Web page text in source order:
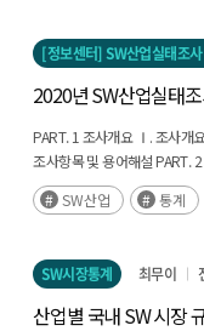
개발 환경 1. 주력사업별 기술
1. 신소프트웨어 사업 진출 현
사업 인력 4. 신소프트웨어 사
신소프트웨어 사업 추진 애로
해외진출 활동 현황 3. 해외진
3. 부록: 소프트웨어산업 품목
[정보센터] SW산업실태조
2020년 SW산업실태
PART. 1 조사개요 Ⅰ. 조사개
조사항목 및 용어해설 PART.
현황 2. 연구개발 투자현황 Ⅲ.
유지관리 서비스 현황 Ⅳ. 인
개발 환경 1. 주력사업별 기술
1. 신소프트웨어 사업 진출 현
사업 인력 4. 신소프트웨어 사
SW산업 통계
SW시장통계 최무이
산업별 국내 SW 시장